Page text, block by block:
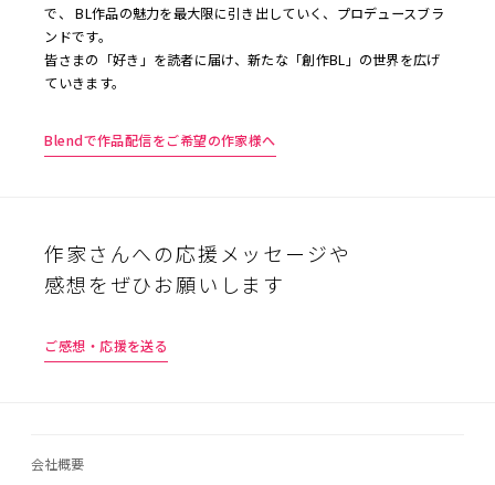
で、 BL作品の魅力を最大限に引き出していく、プロデュースブラ
ンドです。
皆さまの「好き」を読者に届け、新たな「創作BL」の世界を広げ
ていきます。
Blendで作品配信をご希望の作家様へ
作家さんへの応援メッセージや
感想をぜひお願いします
ご感想・応援を送る
会社概要